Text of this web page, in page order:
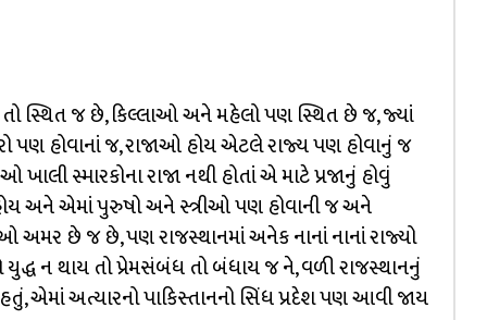
સ્થિત જ છે, કિલ્લાઓ અને મહેલો પણ સ્થિત છે જ, જ્યાં
પણ હોવાનાં જ, રાજાઓ હોય એટલે રાજ્ય પણ હોવાનું જ
સ્મારકોના રાજા નથી હોતાં એ માટે પ્રજાનું હોવું
અને એમાં પુરુષો અને સ્ત્રીઓ પણ હોવાની જ અને
અમર છે જ છે, પણ રાજસ્થાનમાં અનેક નાનાં નાનાં રાજ્યો
ન થાય તો પ્રેમસંબંધ તો બંધાય જ ને, વળી રાજસ્થાનનું
એમાં અત્યારનો પાકિસ્તાનનો સિંધ પ્રદેશ પણ આવી જાય